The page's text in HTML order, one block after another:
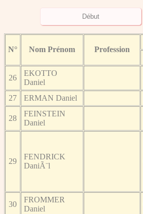
N° Nom Prénom Profession
26
EKOTTO
Daniel
27 ERMAN Daniel
28
FEINSTEIN
Daniel
29
FENDRICK
DaniÃ¨l
30
FROMMER
Daniel